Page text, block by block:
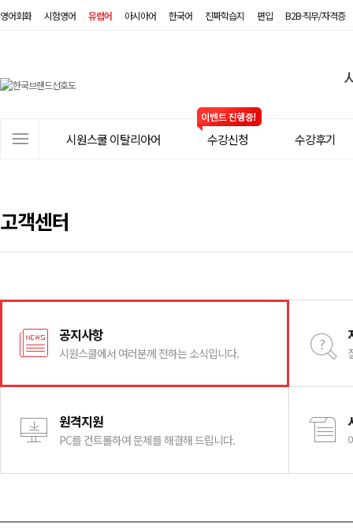
영어회화 시험영어 유럽어 아시아어 한국어 진짜학습지 편입 B2B·직무/자격증
원
쿨
뉴
시원스쿨 이탈리아어 수강신청 수강후기
고객센터
공지사항
시원스쿨에서 여러분께 전하는 소식입니다.
원격지원
PC를 컨트롤하여 문제를 해결해 드립니다.